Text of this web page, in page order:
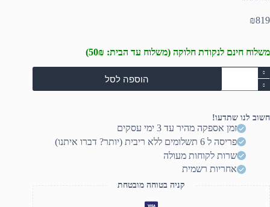
₪819
משלוח חינם לנקודת חלוקה (משלוח עד הבית: 50₪)
כמות
של
ספק
HCG1000
1000W
Platinum
Modular
הוספה לסל
חשוב לנו שתדעו!
זמן אספקה מהיר עד 3 ימי עסקים
פריסה ל 6 תשלומים ללא ריבית (יותר? דברו איתנו)
שרות לקוחות מעולה
אחריות רשמית
קניה בטוחה מובטחת